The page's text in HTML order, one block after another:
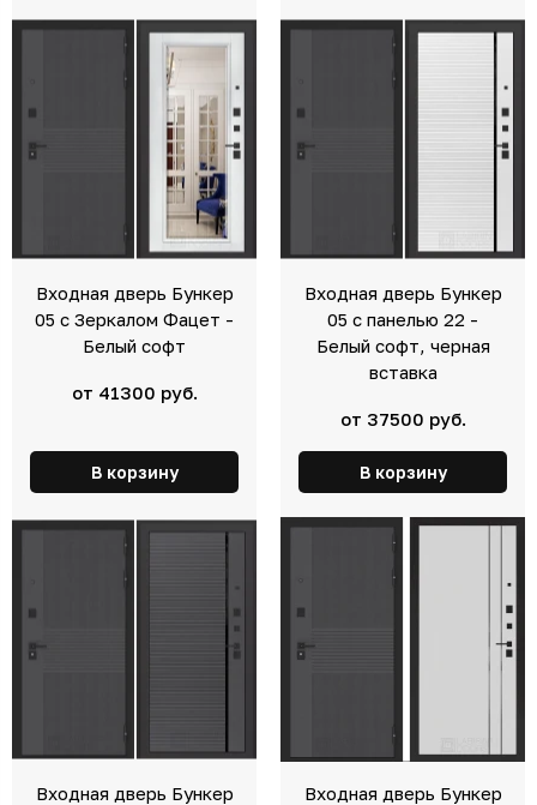
Входная дверь Бункер
05 с Зеркалом Фацет -
Белый софт
от 41300 руб.
В корзину
Входная дверь Бункер
05 с панелью 22 -
Белый софт, черная
вставка
от 37500 руб.
В корзину
Входная дверь Бункер
Входная дверь Бункер